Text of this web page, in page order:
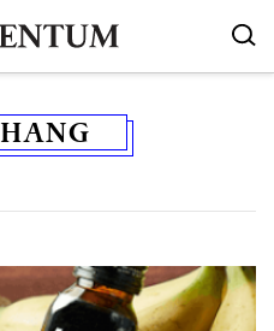
HANG